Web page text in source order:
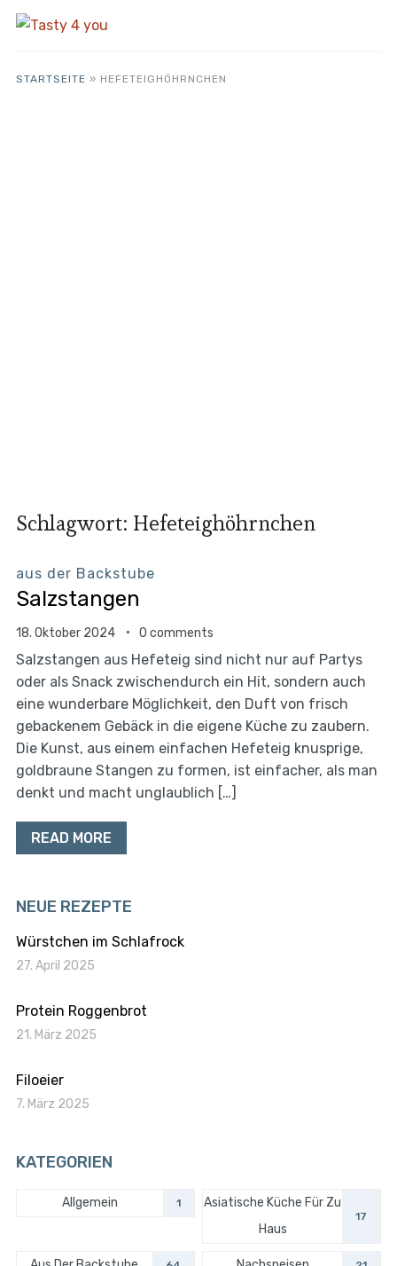
STARTSEITE » HEFETEIGHÖHRNCHEN
Schlagwort: Hefeteighöhrnchen
aus der Backstube
Salzstangen
18. Oktober 2024 0 comments
Salzstangen aus Hefeteig sind nicht nur auf Partys
oder als Snack zwischendurch ein Hit, sondern auch
eine wunderbare Möglichkeit, den Duft von frisch
gebackenem Gebäck in die eigene Küche zu zaubern.
Die Kunst, aus einem einfachen Hefeteig knusprige,
goldbraune Stangen zu formen, ist einfacher, als man
denkt und macht unglaublich […]
READ MORE
NEUE REZEPTE
Würstchen im Schlafrock
27. April 2025
Protein Roggenbrot
21. März 2025
Filoeier
7. März 2025
KATEGORIEN
Allgemein 1
Asiatische Küche Für Zu
Haus
17